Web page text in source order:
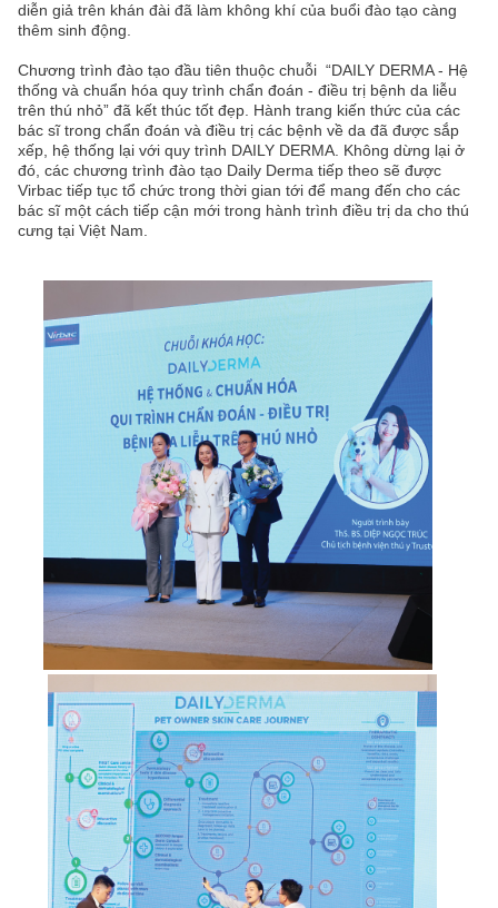
diễn giả trên khán đài đã làm không khí của buổi đào tạo càng
thêm sinh động.
Chương trình đào tạo đầu tiên thuộc chuỗi “DAILY DERMA - Hệ
thống và chuẩn hóa quy trình chẩn đoán - điều trị bệnh da liễu
trên thú nhỏ” đã kết thúc tốt đẹp. Hành trang kiến thức của các
bác sĩ trong chẩn đoán và điều trị các bệnh về da đã được sắp
xếp, hệ thống lại với quy trình DAILY DERMA. Không dừng lại ở
đó, các chương trình đào tạo Daily Derma tiếp theo sẽ được
Virbac tiếp tục tổ chức trong thời gian tới để mang đến cho các
bác sĩ một cách tiếp cận mới trong hành trình điều trị da cho thú
cưng tại Việt Nam.